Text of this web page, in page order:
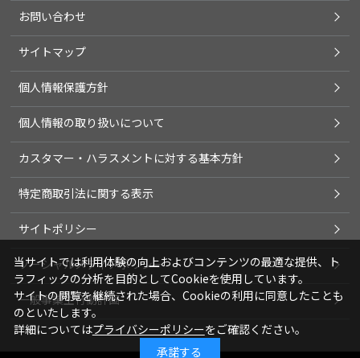
お問い合わせ
サイトマップ
個人情報保護方針
個人情報の取り扱いについて
カスタマー・ハラスメントに対する基本方針
特定商取引法に関する表示
サイトポリシー
ソーシャルメディアポリシー
一般事業主行動計画
当サイトでは利用体験の向上およびコンテンツの最適な提供、ト
ラフィックの分析を目的としてCookieを使用しています。
サイトの閲覧を継続された場合、Cookieの利用に同意したことも
のといたします。
詳細についてはプライバシーポリシーをご確認ください。
承諾する